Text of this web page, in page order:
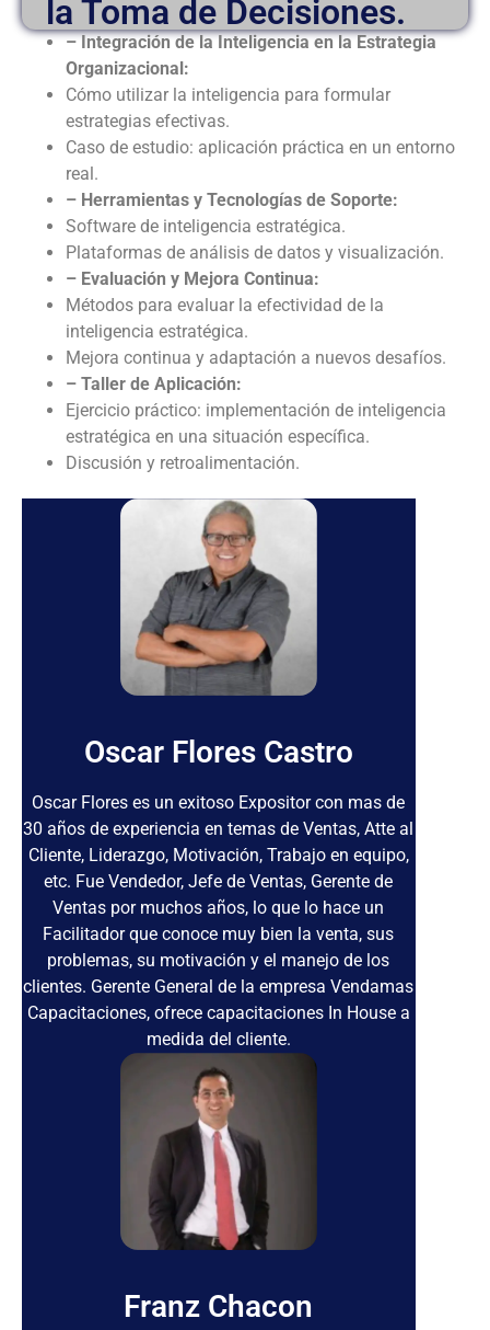
la Toma de Decisiones.
– Integración de la Inteligencia en la Estrategia
Organizacional:
Cómo utilizar la inteligencia para formular
estrategias efectivas.
Caso de estudio: aplicación práctica en un entorno
real.
– Herramientas y Tecnologías de Soporte:
Software de inteligencia estratégica.
Plataformas de análisis de datos y visualización.
– Evaluación y Mejora Continua:
Métodos para evaluar la efectividad de la
inteligencia estratégica.
Mejora continua y adaptación a nuevos desafíos.
– Taller de Aplicación:
Ejercicio práctico: implementación de inteligencia
estratégica en una situación específica.
Discusión y retroalimentación.
Oscar Flores Castro
Oscar Flores es un exitoso Expositor con mas de
30 años de experiencia en temas de Ventas, Atte al
Cliente, Liderazgo, Motivación, Trabajo en equipo,
etc. Fue Vendedor, Jefe de Ventas, Gerente de
Ventas por muchos años, lo que lo hace un
Facilitador que conoce muy bien la venta, sus
problemas, su motivación y el manejo de los
clientes. Gerente General de la empresa Vendamas
Capacitaciones, ofrece capacitaciones In House a
medida del cliente.
Franz Chacon